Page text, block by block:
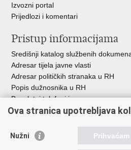
Izvozni portal
Prijedlozi i komentari
Pristup informacijama
Središnji katalog službenih
Adresar tijela javne vlasti
Adresar političkih stranaka u RH
Popis dužnosnika u RH
Besplatni telefoni javne uprave
Pozivi za žurnu pomoć
Važne poveznice
Ova stranica upotrebljava
Nužni Prihvaćam